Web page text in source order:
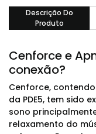
Descrição Do
Produto
Cenforce e
conexão?
Cenforce,
da PDE5, tem sido
sono
relaxamento do